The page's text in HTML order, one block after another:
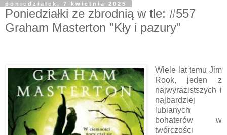
poniedziałek, 7 kwietnia 2025
Poniedziałki ze zbrodnią w tle: #557
Graham Masterton "Kły i pazury"
Wiele lat temu Jim
Rook, jeden z
najwyrazistszych i
najbardziej
lubianych
bohaterów w
twórczości